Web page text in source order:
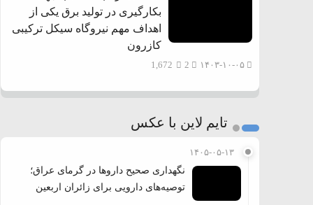
بکارگیری در تولید برق یکی از
اهداف مهم نیروگاه سیکل ترکیبی
کازرون
۱۴۰۳-۱۰-۰۵ 1,672
تایم لاین با عکس
۱۴۰۵-۰۵-۱۳
نگهداری صحیح داروها در گرمای عراق؛
توصیه‌های دارویی برای زائران اربعین